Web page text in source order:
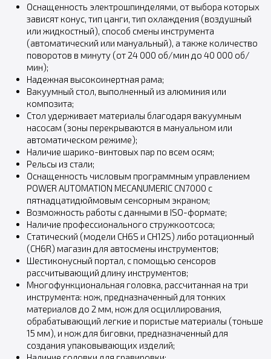
Оснащенность электрошпинделями, от выбора которых
зависят конус, тип цанги, тип охлаждения (воздушный
или жидкостный), способ смены инструмента
(автоматический или мануальный), а также количество
поворотов в минуту (от 24 000 об/мин до 40 000 об/
мин);
Надежная высокоинертная рама;
Вакуумный стол, выполненный из алюминия или
композита;
Стол удерживает материалы благодаря вакуумным
насосам (зоны перекрываются в мануальном или
автоматическом режиме);
Наличие шарико-винтовых пар по всем осям;
Рельсы из стали;
Оснащенность числовым программным управлением
POWER AUTOMATION MECANUMERIC CN7000 с
пятнадцатидюймовым сенсорным экраном;
Возможность работы с данными в ISO-формате;
Наличие профессионального стружкоотсоса;
Статический (модели CH6S и CH12S) либо ротационный
(CH6R) магазин для автосмены инструментов;
Шестиконусный портал, с помощью сенсоров
рассчитывающий длину инструментов;
Многофункциональная головка, рассчитанная на три
инструмента: нож, предназначенный для тонких
материалов до 2 мм, нож для осциллирования,
обрабатывающий легкие и пористые материалы (тоньше
15 мм), и нож для биговки, предназначенный для
создания упаковывающих изделий;